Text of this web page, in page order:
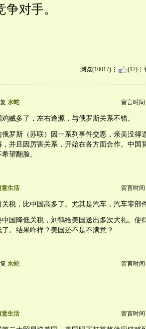
对手。
浏览(10017) (17)
水蛇 留言时间
贼多了，左右逢源，与俄罗斯关系不错。
俄罗斯（苏联）因一系列事件交恶，亲美没得
，并且因厉害关系，开始在各方面合作。中国
望翻脸。
意生活 留言时间
关税，比中国高多了。尤其是汽车，汽车零部
中国降低关税，刘鹤给美国送出多次大礼。使
了。结果咋样？美国还不是不满意？
水蛇 留言时间
意生活 留言时间